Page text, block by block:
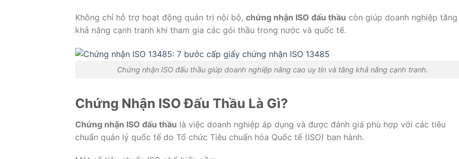
Không chỉ hỗ trợ hoạt động quản trị nội bộ, chứng nhận ISO đấu thầu còn giúp doanh nghiệp tăng
khả năng cạnh tranh khi tham gia các gói thầu trong nước và quốc tế.
Chứng nhận ISO đấu thầu giúp doanh nghiệp nâng cao uy tín và tăng khả năng cạnh tranh.
Chứng Nhận ISO Đấu Thầu Là Gì?
Chứng nhận ISO đấu thầu là việc doanh nghiệp áp dụng và được đánh giá phù hợp với các tiêu
chuẩn quản lý quốc tế do Tổ chức Tiêu chuẩn hóa Quốc tế (ISO) ban hành.